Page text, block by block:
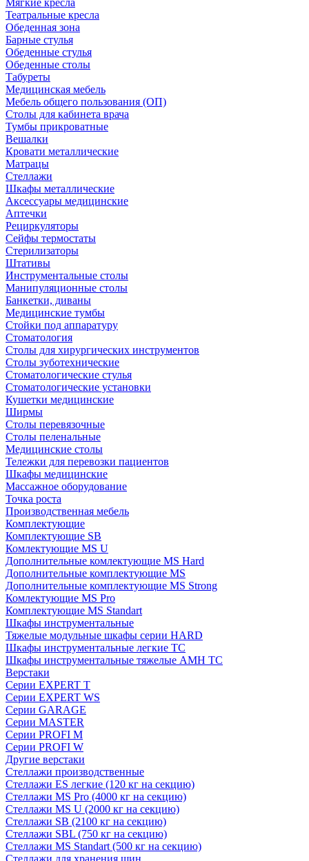
Мягкие кресла
Театральные кресла
Обеденная зона
Барные стулья
Обеденные стулья
Обеденные столы
Табуреты
Медицинская мебель
Мебель общего пользования (ОП)
Столы для кабинета врача
Тумбы прикроватные
Вешалки
Кровати металлические
Матрацы
Стеллажи
Шкафы металлические
Аксессуары медицинские
Аптечки
Рециркуляторы
Сейфы термостаты
Стерилизаторы
Штативы
Инструментальные столы
Манипуляционные столы
Банкетки, диваны
Медицинские тумбы
Стойки под аппаратуру
Стоматология
Столы для хирургических инструментов
Столы зуботехнические
Стоматологические стулья
Стоматологические установки
Кушетки медицинские
Ширмы
Столы перевязочные
Столы пеленальные
Медицинские столы
Тележки для перевозки пациентов
Шкафы медицинские
Массажное оборудование
Точка роста
Производственная мебель
Комплектующие
Комплектующие SB
Комлектующие MS U
Дополнительные комлектующие MS Hard
Дополнительные комплектующие MS
Дополнительные комплектующие MS Strong
Комлектующие MS Pro
Комплектующие MS Standart
Шкафы инструментальные
Тяжелые модульные шкафы серии HARD
Шкафы инструментальные легкие ТС
Шкафы инструментальные тяжелые AMH TC
Верстаки
Серии EXPERT T
Серии EXPERT WS
Серии GARAGE
Серии MASTER
Серии PROFI M
Серии PROFI W
Другие верстаки
Стеллажи производственные
Стеллажи ES легкие (120 кг на секцию)
Стеллажи MS Pro (4000 кг на секцию)
Стеллажи MS U (2000 кг на секцию)
Стеллажи SB (2100 кг на секцию)
Стеллажи SBL (750 кг на секцию)
Стеллажи MS Standart (500 кг на секцию)
Стеллажи для хранения шин